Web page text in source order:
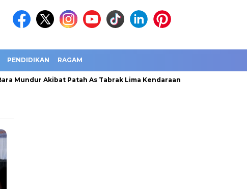
PENDIDIKAN RAGAM
Mundur Akibat Patah As Tabrak Lima Kendaraan